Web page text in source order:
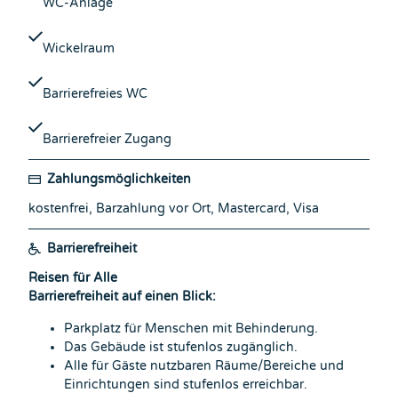
Wickelraum
Barrierefreies WC
Barrierefreier Zugang
Zahlungsmöglichkeiten
kostenfrei, Barzahlung vor Ort, Mastercard, Visa
Barrierefreiheit
Reisen für Alle
Barrierefreiheit auf einen Blick:
Parkplatz für Menschen mit Behinderung.
Das Gebäude ist stufenlos zugänglich.
Alle für Gäste nutzbaren Räume/Bereiche und
Einrichtungen sind stufenlos erreichbar.